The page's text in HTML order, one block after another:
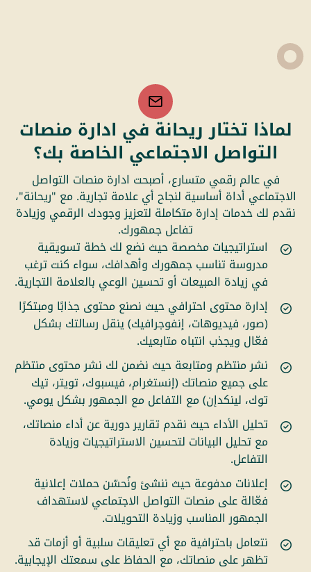
لماذا تختار ريحانة في ادارة منصات
التواصل الاجتماعي الخاصة بك؟
في عالم رقمي متسارع، أصبحت ادارة منصات التواصل
الاجتماعي أداة أساسية لنجاح أي علامة تجارية. مع "ريحانة"،
نقدم لك خدمات إدارة متكاملة لتعزيز وجودك الرقمي وزيادة
تفاعل جمهورك.
استراتيجيات مخصصة حيث نضع لك خطة تسويقية
مدروسة تناسب جمهورك وأهدافك، سواء كنت ترغب
في زيادة المبيعات أو تحسين الوعي بالعلامة التجارية.
إدارة محتوى احترافي حيث نصنع محتوى جذابًا ومبتكرًا
(صور، فيديوهات، إنفوجرافيك) ينقل رسالتك بشكل
فعّال ويجذب انتباه متابعيك.
نشر منتظم ومتابعة حيث نضمن لك نشر محتوى منتظم
على جميع منصاتك (إنستغرام، فيسبوك، تويتر، تيك
توك، لينكدإن) مع التفاعل مع الجمهور بشكل يومي.
تحليل الأداء حيث نقدم تقارير دورية عن أداء منصاتك،
مع تحليل البيانات لتحسين الاستراتيجيات وزيادة
التفاعل.
إعلانات مدفوعة حيث ننشئ ونُحسّن حملات إعلانية
فعّالة على منصات التواصل الاجتماعي لاستهداف
الجمهور المناسب وزيادة التحويلات.
نتعامل باحترافية مع أي تعليقات سلبية أو أزمات قد
تظهر على منصاتك، مع الحفاظ على سمعتك الإيجابية.